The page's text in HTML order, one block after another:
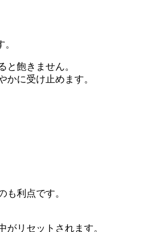
飽きません。
に受け止めます。
も利点です。
リセットされます。